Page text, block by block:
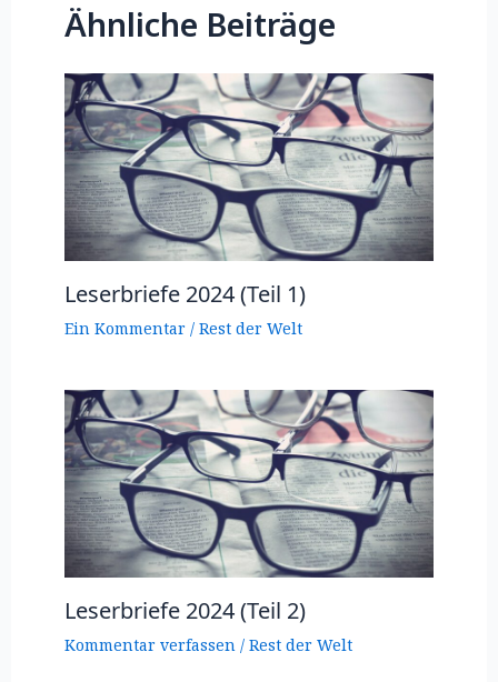
Ähnliche Beiträge
Leserbriefe 2024 (Teil 1)
Ein Kommentar / Rest der Welt
Leserbriefe 2024 (Teil 2)
Kommentar verfassen / Rest der Welt